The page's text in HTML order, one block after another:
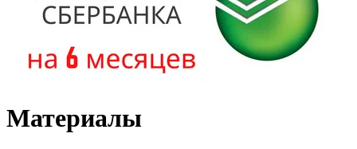
Материалы